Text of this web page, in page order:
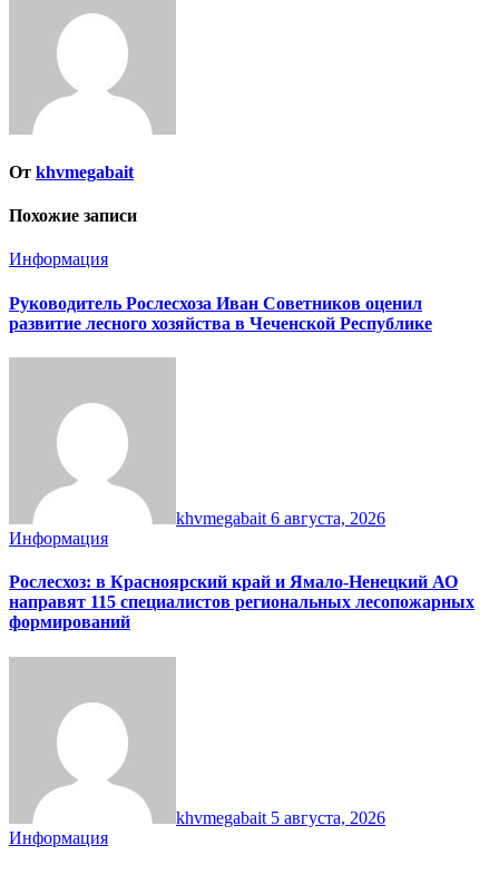
От khvmegabait
Похожие записи
Информация
Руководитель Рослесхоза Иван Советников оценил
развитие лесного хозяйства в Чеченской Республике
khvmegabait 6 августа, 2026
Информация
Рослесхоз: в Красноярский край и Ямало-Ненецкий АО
направят 115 специалистов региональных лесопожарных
формирований
khvmegabait 5 августа, 2026
Информация